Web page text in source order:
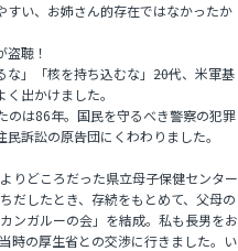
すい、お姉さん的存在ではなかったか
盗聴！
な」「核を持ち込むな」――20代、米軍基
出かけました。
は86年。国民を守るべき警察の犯罪
訴訟の原告団にくわわりました。
りどころだった県立母子保健センター
だしたとき、存続をもとめて、父母の
ンガルーの会」を結成。私も長男をお
時の厚生省との交渉に行きました。い